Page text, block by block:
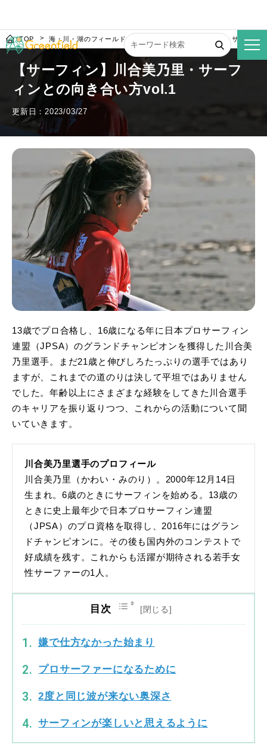
TOP 海・川・湖のフィールド 【サーフィン】川合美乃里・サーフィ
【サーフィン】川合美乃里・サーフ
ィンとの向き合い方vol.1
更新日：2023/03/27
13歳でプロ合格し、16歳になる年に日本プロサーフィン
連盟（JPSA）のグランドチャンピオンを獲得した川合美
乃里選手。まだ21歳と伸びしろたっぷりの選手ではあり
ますが、これまでの道のりは決して平坦ではありません
でした。年齢以上にさまざまな経験をしてきた川合選手
のキャリアを振り返りつつ、これからの活動について聞
いていきます。
川合美乃里選手のプロフィール
川合美乃里（かわい・みのり）。2000年12月14日
生まれ。6歳のときにサーフィンを始める。13歳の
ときに史上最年少で日本プロサーフィン連盟
（JPSA）のプロ資格を取得し、2016年にはグラン
ドチャンピオンに。その後も国内外のコンテストで
好成績を残す。これからも活躍が期待される若手女
性サーファーの1人。
目次
嫌で仕方なかった始まり
プロサーファーになるために
2度と同じ波が来ない奥深さ
サーフィンが楽しいと思えるように